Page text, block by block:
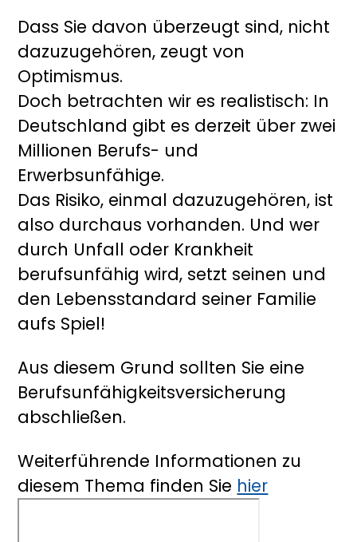
Dass Sie davon überzeugt sind, nicht
dazuzugehören, zeugt von
Optimismus.
Doch betrachten wir es realistisch: In
Deutschland gibt es derzeit über zwei
Millionen Berufs- und
Erwerbsunfähige.
Das Risiko, einmal dazuzugehören, ist
also durchaus vorhanden. Und wer
durch Unfall oder Krankheit
berufsunfähig wird, setzt seinen und
den Lebensstandard seiner Familie
aufs Spiel!
Aus diesem Grund sollten Sie eine
Berufsunfähigkeitsversicherung
abschließen.
Weiterführende Informationen zu
diesem Thema finden Sie hier